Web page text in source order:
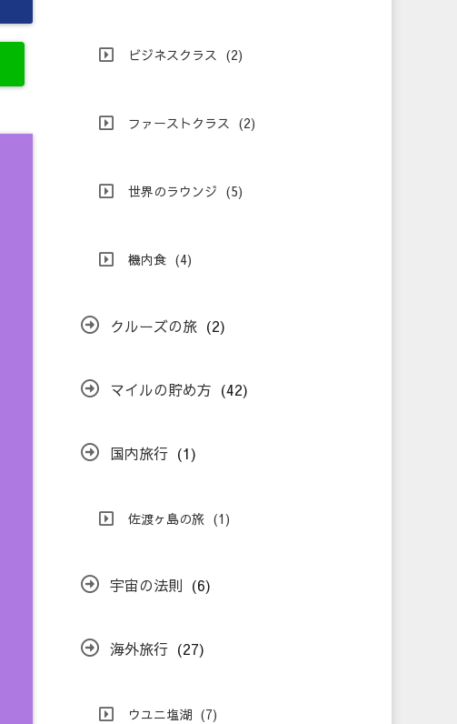
ビジネスクラス (2)
ファーストクラス (2)
世界のラウンジ (5)
機内食 (4)
クルーズの旅 (2)
マイルの貯め方 (42)
国内旅行 (1)
佐渡ヶ島の旅 (1)
宇宙の法則 (6)
海外旅行 (27)
ウユニ塩湖 (7)